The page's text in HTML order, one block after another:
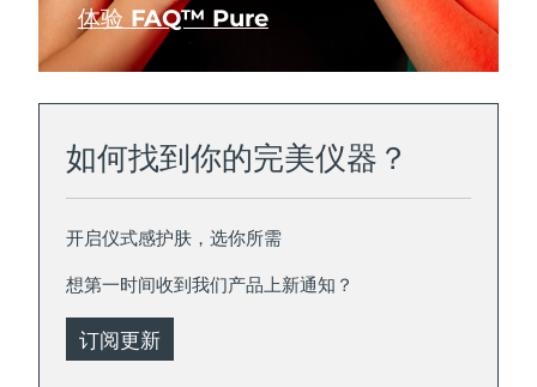
体验 FAQ™ Pure
如何找到你的完美仪器？
开启仪式感护肤，选你所需
想第一时间收到我们产品上新通知？
订阅更新